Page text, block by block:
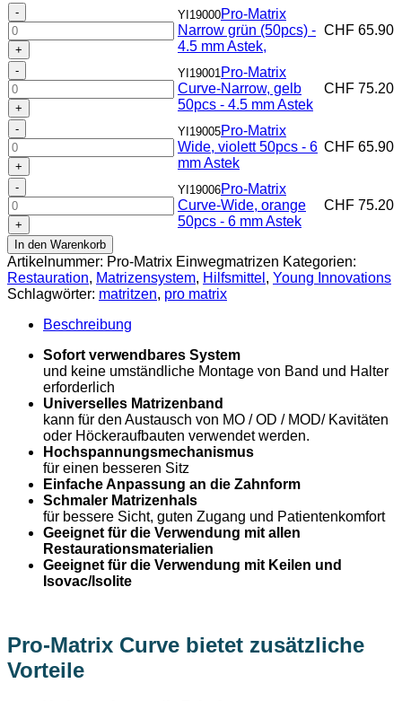
bis
CHF 75.20
Pro-
Matrix
Narrow
grün
(50pcs)
4.5
mm
Astek,
Menge
YI19000Pro-Matrix
Narrow grün (50pcs) -
4.5 mm Astek,
CHF 65.90
Pro-
Matrix
Curve-
Narrow,
gelb
-
4.5
mm
Astek
Menge
YI19001 Pro-Matrix
Curve-Narrow, gelb
50pcs - 4.5 mm Astek
CHF 75.20
Pro-
Matrix
Wide,
violett
50pcs
6
mm
Astek
Menge
YI19005Pro-Matrix
Wide, violett 50pcs - 6
mm Astek
CHF 65.90
Pro-
Matrix
Curve-
Wide,
orange
50pcs
-
6
Astek
Menge
YI19006Pro-Matrix
Curve-Wide, orange
50pcs - 6 mm Astek
CHF 75.20
In den Warenkorb
Artikelnummer: Pro-Matrix Einwegmatrizen Kategorien:
Restauration, Matrizensystem, Hilfsmittel , Young Innovations
Schlagwörter: matritzen, pro matrix
Beschreibung
Sofort verwendbares System
und keine umständliche Montage von Band und Halter
erforderlich
Universelles Matrizenband
kann für den Austausch von MO / OD / MOD/ Kavitäten
oder Höckeraufbauten verwendet werden.
Hochspannungsmechanismus
für einen besseren Sitz
Einfache Anpassung an die Zahnform
Schmaler Matrizenhals
für bessere Sicht, guten Zugang und Patientenkomfort
Geeignet für die Verwendung mit allen
Restaurationsmaterialien
Geeignet für die Verwendung mit Keilen und
Isovac/Isolite
Pro-Matrix Curve bietet zusätzliche
Vorteile